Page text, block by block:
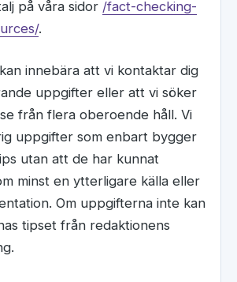
på våra sidor /fact-checking-
.
innebära att vi kontaktar dig
uppgifter eller att vi söker
från flera oberoende håll. Vi
uppgifter som enbart bygger
utan att de har kunnat
minst en ytterligare källa eller
Om uppgifterna inte kan
tipset från redaktionens